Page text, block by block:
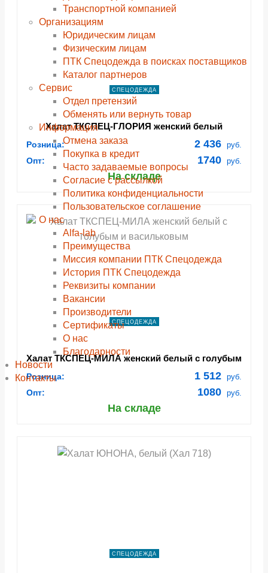
Транспортной компанией
Организациям
Юридическим лицам
Физическим лицам
ПТК Спецодежда в поисках поставщиков
Каталог партнеров
Сервис
Отдел претензий
Обменять или вернуть товар
Информация
Отмена заказа
Покупка в кредит
Часто задаваемые вопросы
Согласие с рассылкой
Политика конфиденциальности
Пользовательское соглашение
О нас
Alfa-lab
Преимущества
Миссия компании ПТК Спецодежда
История ПТК Спецодежда
Реквизиты компании
Вакансии
Производители
Сертификаты
О нас
Благодарности
Новости
Контакты
СПЕЦОДЕЖДА
Халат ТКСПЕЦ-ГЛОРИЯ женский белый
Розница: 2 436 руб.
Опт: 1740 руб.
На складе
СПЕЦОДЕЖДА
Халат ТКСПЕЦ-МИЛА женский белый с голубым
Розница: 1 512 руб.
Опт: 1080 руб.
На складе
СПЕЦОДЕЖДА